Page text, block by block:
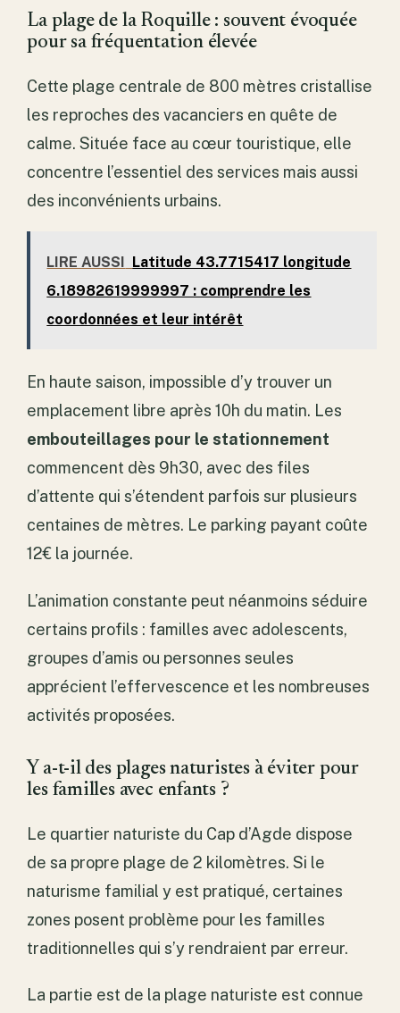
La plage de la Roquille : souvent évoquée
pour sa fréquentation élevée
Cette plage centrale de 800 mètres cristallise
les reproches des vacanciers en quête de
calme. Située face au cœur touristique, elle
concentre l’essentiel des services mais aussi
des inconvénients urbains.
LIRE AUSSI Latitude 43.7715417 longitude
6.18982619999997 : comprendre les
coordonnées et leur intérêt
En haute saison, impossible d’y trouver un
emplacement libre après 10h du matin. Les
embouteillages pour le stationnement
commencent dès 9h30, avec des files
d’attente qui s’étendent parfois sur plusieurs
centaines de mètres. Le parking payant coûte
12€ la journée.
L’animation constante peut néanmoins séduire
certains profils : familles avec adolescents,
groupes d’amis ou personnes seules
apprécient l’effervescence et les nombreuses
activités proposées.
Y a-t-il des plages naturistes à éviter pour
les familles avec enfants ?
Le quartier naturiste du Cap d’Agde dispose
de sa propre plage de 2 kilomètres. Si le
naturisme familial y est pratiqué, certaines
zones posent problème pour les familles
traditionnelles qui s’y rendraient par erreur.
La partie est de la plage naturiste est connue